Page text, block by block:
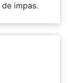
impas.